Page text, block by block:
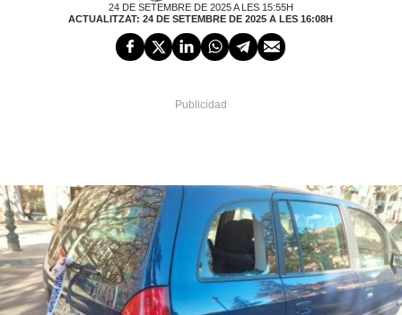
24 DE SETEMBRE DE 2025 A LES 15:55H
ACTUALITZAT: 24 DE SETEMBRE DE 2025 A LES 16:08H